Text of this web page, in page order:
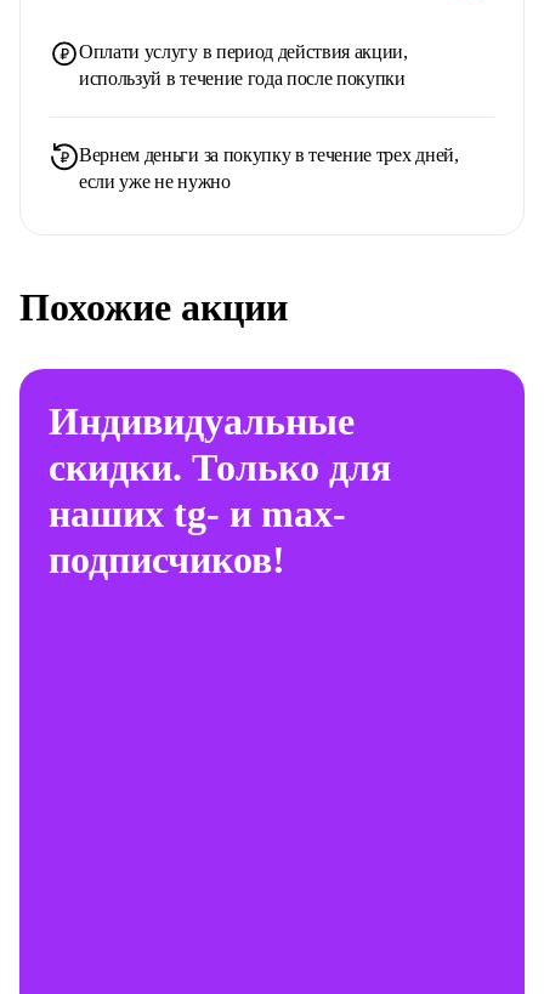
Оплати услугу в период действия акции,
используй в течение года после покупки
Вернем деньги за покупку в течение трех дней,
если уже не нужно
Похожие акции
Индивидуальные
скидки. Только для
наших tg- и max-
подписчиков!